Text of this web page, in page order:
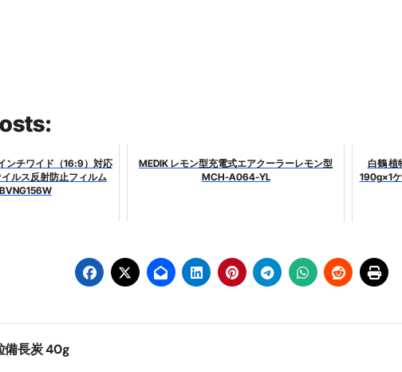
新春スペシャルセール完全ガイド：国内航空券＋ホテルが“セット割
何をする
梅干しを毎日食べたらどうなるの？①【30秒でわかる効果まとめ】
ブルーベリーを毎日食べたらどうなるの？②【30秒でわかる効果ま
バナナを毎日食べたらどうなるの？①【30秒でわかる効果まとめ】
トレせずにプロテインを飲み続けたらどうなるのか？ #ダイエット
【最新版】掛け布団の選び方“完全攻略”｜シンサレート・羽毛・人
【アシストステッパー】ハンドル付き・筋力アシスト・ツイスト・天
【2026年最新保存版】エアトリ超新春セール＆セット割完全攻略ガ
ンチワイド（16:9）対応
ルス反射防止フィルム
MEDIK レモン型充電式エアクーラーレモン型
MCH-A064-YL
白鶴 植
190g×1
備長炭 40g